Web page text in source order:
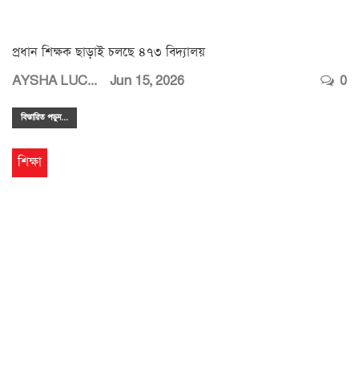
প্রধান শিক্ষক ছাড়াই চলছে ৪৭৩ বিদ্যালয়
AYSHA LUCKY Jun 15, 2026 0
বিস্তারিত পডুন...
শিক্ষা